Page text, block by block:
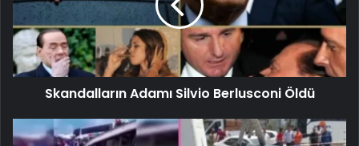
Skandalların Adamı Silvio Berlusconi Öldü